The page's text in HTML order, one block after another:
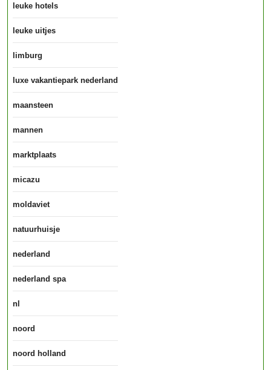
leuke hotels
leuke uitjes
limburg
luxe vakantiepark nederland
maansteen
mannen
marktplaats
micazu
moldaviet
natuurhuisje
nederland
nederland spa
nl
noord
noord holland